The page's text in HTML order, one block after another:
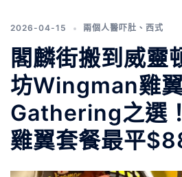
2026-04-15 兩個人醫吓肚 、 西式
閣麟街搬到威靈
坊Wingman雞
Gathering之選
雞翼套餐最平